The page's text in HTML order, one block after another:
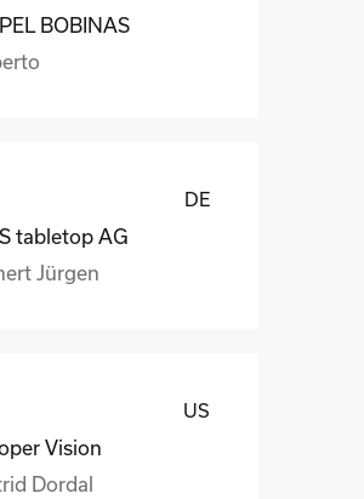
BOBINAS
DE
tabletop AG
Jürgen
US
Vision
Dordal